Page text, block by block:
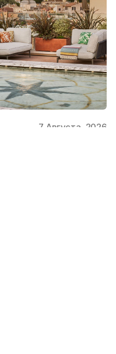
7 Августа, 2026